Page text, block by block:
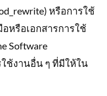
หรือการใช้
อหรือเอกสารการใช้
Software
ช้งานอื่น ๆ ที่มีให้ใน